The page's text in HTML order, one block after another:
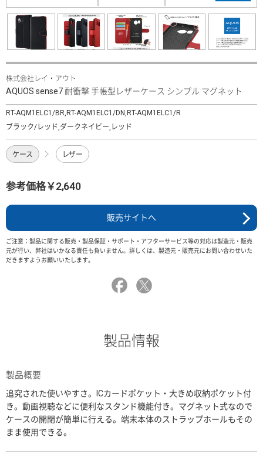
株式会社レイ・アウト
AQUOS sense7 耐衝撃 手帳型レザーケース シンプル マグネット
RT-AQM1ELC1/BR,RT-AQM1ELC1/DN,RT-AQM1ELC1/R
ブラック/レッド,ダークネイビー,レッド
ケース レザー
参考価格￥2,640
販売サイトへ
ご注意：製品に関する販売・製品保証・サポート・アフターサービス等の対応は製造元・販売
元が行い、弊社はいかなる責任も負いません。詳しくは、製造元・販売元にお問い合わせいた
だきますようお願いいたします。
製品情報
製品概要
追究された使いやすさ。ICカードポケット・大きめ収納ポケット付
き。動画視聴などに便利なスタンド機能付き。マグネット式なので
ケースの開閉が簡単に行える。端末本体のストラップホールもその
まま使用できる。